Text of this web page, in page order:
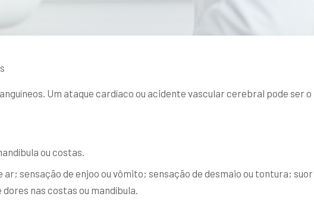
Um ataque cardíaco ou acidente vascular cerebral pode ser
ou costas.
sensação de enjoo ou vômito; sensação de desmaio ou tontura;
nas costas ou mandíbula.